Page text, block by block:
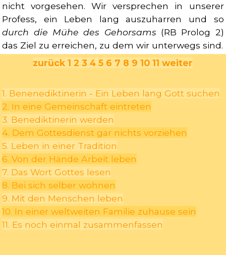
nicht vorgesehen. Wir versprechen in unserer
Profess, ein Leben lang auszuharren und so
durch die Mühe des Gehorsams (RB Prolog 2)
das Ziel zu erreichen, zu dem wir unterwegs sind.
zurück 12 3 4 5 6 7 8 9 10 11 weiter
1. Benenediktinerin - Ein Leben lang Gott suchen
2. In eine Gemeinschaft eintreten
3. Benediktinerin werden
4. Dem Gottesdienst gar nichts vorziehen
5. Leben in einer Tradition
6. Von der Hände Arbeit leben
7. Das Wort Gottes lesen
8. Bei sich selber wohnen
9. Mit den Menschen leben
10. In einer weltweiten Familie zuhause sein
11. Es noch einmal zusammenfassen